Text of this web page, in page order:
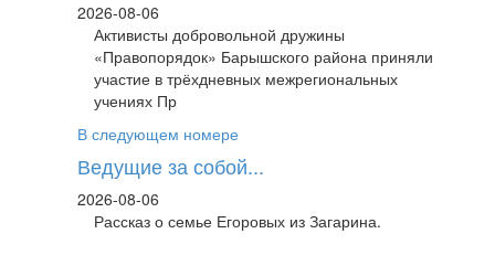
2026-08-06
Активисты добровольной дружины
«Правопорядок» Барышского района приняли
участие в трёхдневных межрегиональных
учениях Пр
В следующем номере
Ведущие за собой...
2026-08-06
Рассказ о семье Егоровых из Загарина.